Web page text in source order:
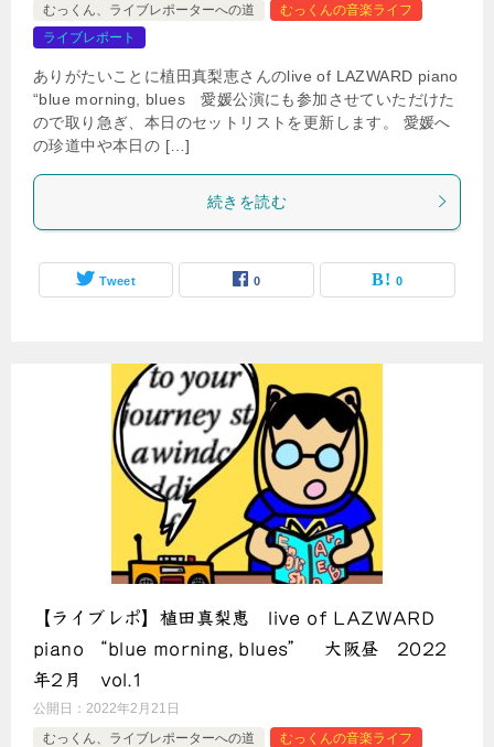
むっくん、ライブレポーターへの道
むっくんの音楽ライフ
ライブレポート
ありがたいことに植田真梨恵さんのlive of LAZWARD piano
“blue morning, blues 愛媛公演にも参加させていただけた
ので取り急ぎ、本日のセットリストを更新します。 愛媛へ
の珍道中や本日の […]
続きを読む
Tweet 0 0
【ライブレポ】植田真梨恵 live of LAZWARD
piano “blue morning, blues” 大阪昼 2022
年2月 vol.1
公開日： 2022年2月21日
むっくん、ライブレポーターへの道
むっくんの音楽ライフ